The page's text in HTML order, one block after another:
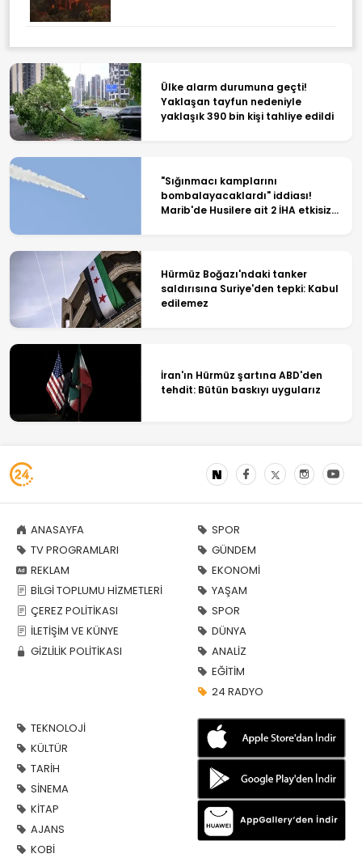
Ülke alarm durumuna geçti!
Yaklaşan tayfun nedeniyle
yaklaşık 390 bin kişi tahliye edildi
"Sığınmacı kamplarını
bombalayacaklardı" iddiası!
Marib'de Husilere ait 2 İHA etkisiz
Hürmüz Boğazı'ndaki tanker
saldırısına Suriye'den tepki: Kabul
edilemez
İran'ın Hürmüz şartına ABD'den
tehdit: Bütün baskıyı uygularız
ANASAYFA
TV PROGRAMLARI
REKLAM
BİLGİ TOPLUMU HİZMETLERİ
ÇEREZ POLİTİKASI
İLETİŞİM VE KÜNYE
GİZLİLİK POLİTİKASI
SPOR
GÜNDEM
EKONOMİ
YAŞAM
SPOR
DÜNYA
ANALİZ
EĞİTİM
24 RADYO
TEKNOLOJİ
KÜLTÜR
TARİH
SİNEMA
KİTAP
AJANS
KOBİ